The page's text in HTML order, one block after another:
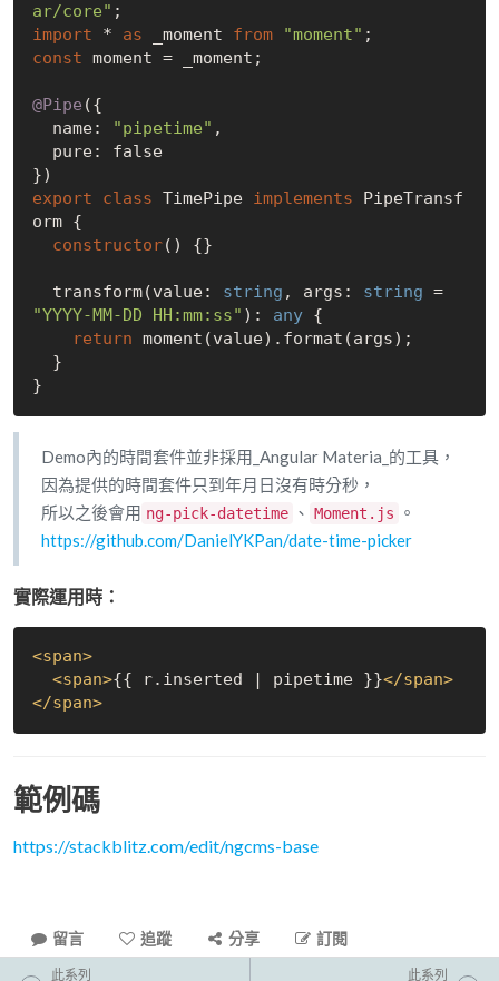
ar/core"
import * as _moment from "moment"
const moment = _moment;
@Pipe ({
  name:
"pipetime" ,
  pure:
false
export
class TimePipe implements PipeTransf
orm {
constructor( ) {}
  transform(value:
string , args: string
=
"YYYY-MM-DD HH:mm:ss" ): any {
return moment(value).format(args);
Demo內的時間套件並非採用_Angular Materia_的工具，
因為提供的時間套件只到年月日沒有時分秒，
所以之後會用 ng-pick-datetime 、 Moment.js
。
https://github.com/DanielYKPan/date-time-picker
實際運用時：
<span>
<span>{{ r.inserted | pipetime }}</span>
</span>
範例碼
https://stackblitz.com/edit/ngcms-base
留言 追蹤 分享 訂閱
此系列 此系列